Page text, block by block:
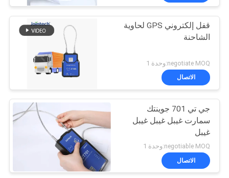
قفل إلكتروني GPS لحاوية
الشاحنة
negotiate MOQ:وحدة 1
الاتصال
جي تي 701 جوينتك
سمارت غيبل غيبل غيبل
غيبل
negotiable MOQ:وحدة 1
الاتصال